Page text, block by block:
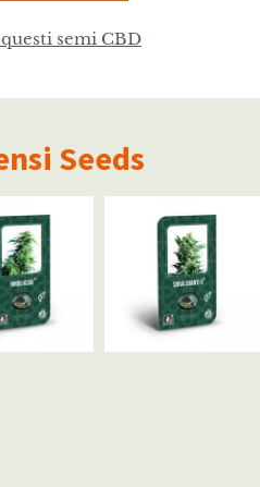
semi CBD
Seeds